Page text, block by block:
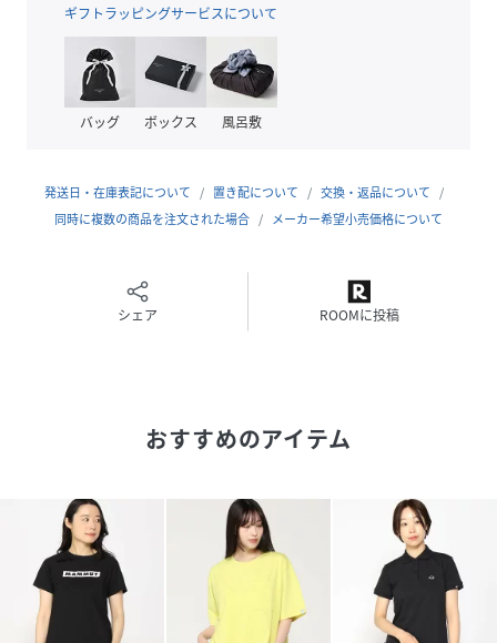
PRT1/S white PRT1/M
性別タイプ レディース
ベトナム
サイズ S、M、L
1017-05090-026-001 KQ4860
ギフトラッピングサービスについて
バッグ ボックス 風呂敷
発送日・在庫表記について 置き配について
交換・返品について
同時に複数の商品を注文された場合
メーカー希望小売価格について
シェア ROOMに投稿
おすすめのアイテム